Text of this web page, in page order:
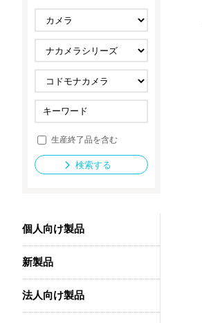
スマートフォン・
タブレット関連
防災・
セキュリティ用品
法人向け製品
ドキュメントスキャニングサ
導入事例
サステナビリティ
生産終了品を含む
検索する
個人向け製品
新製品
法人向け製品